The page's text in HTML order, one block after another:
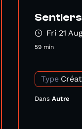
Fri 21
59 min
Type
DansAutre